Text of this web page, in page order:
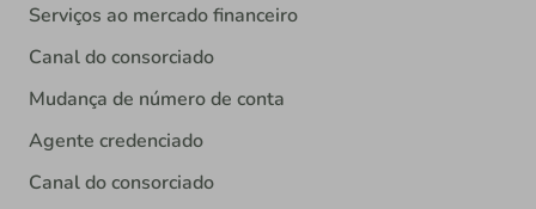
Serviços ao mercado financeiro
Canal do consorciado
Mudança de número de conta
Agente credenciado
Canal do consorciado